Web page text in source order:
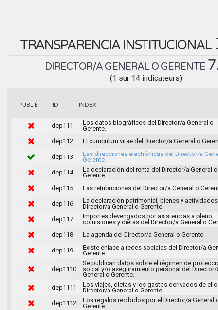
TRANSPARENCIA INSTITUCIONAL
DIRECTOR/A GENERAL O GERENTE
(1 sur 14 indicateurs)
PUBLIÉ ID INDEX
dep111
Los datos biográficos del Director/a General o
Gerente.
dep112
El curriculum vitae del Director/a General o
dep113
Las direcciones electrónicas del Director/a
Gerente.
dep114
La declaración del renta del Director/a General o
Gerente.
dep115
Las retribuciones del Director/a General o
dep116
La declaración patrimonial, bienes y
Director/a General o Gerente.
dep117
Importes devengados por asistencias a pleno,
comisiones y dietas del Director/a General o
dep118
La agenda del Director/a General o Gerente.
dep119
Existe enlace a redes sociales del Director/a
Gerente.
dep1110
Se publican datos sobre el régimen de
social y/o aseguramiento personal del Director/
General o Gerente.
dep1111
Los viajes, dietas y los gastos derivados de
Director/a General o Gerente.
dep1112
Los regalos recibidos por el Director/a General
Gerente.